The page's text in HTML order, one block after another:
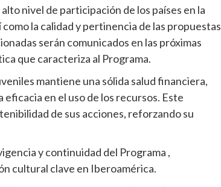
nivel de participación de los países en la
la calidad y pertinencia de las propuestas
serán comunicados en las próximas
que caracteriza al Programa.
mantiene una sólida salud financiera,
en el uso de los recursos. Este
de sus acciones, reforzando su
y continuidad del Programa ,
cultural clave en Iberoamérica.